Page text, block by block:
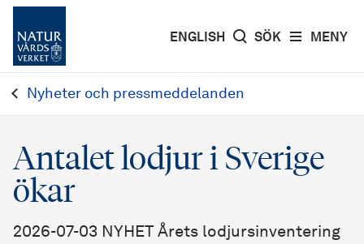
MENY
ENGLISH SÖK
Nyheter och pressmeddelanden
Antalet lodjur i Sverige
ökar
2026-07-03 NYHET Årets lodjursinventering